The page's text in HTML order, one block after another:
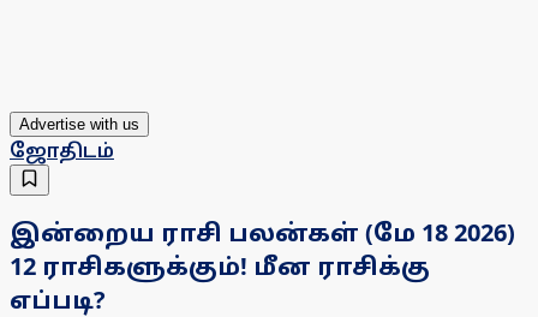
Advertise with us
ஜோதிடம்
இன்றைய ராசி பலன்கள் (மே 18 2026)
12 ராசிகளுக்கும்! மீன ராசிக்கு
எப்படி?